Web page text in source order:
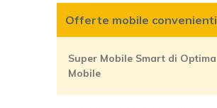
Offerte mobile convenienti
Super Mobile Smart di Optima
Mobile